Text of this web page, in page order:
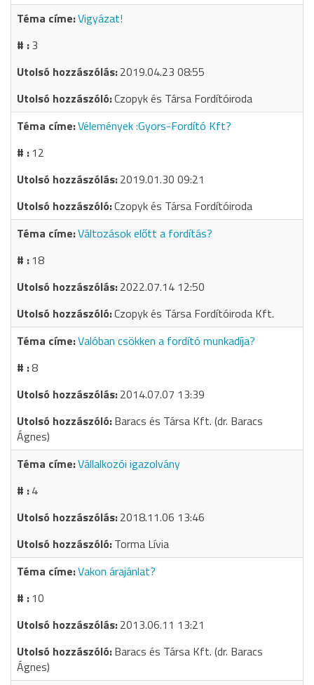
Vigyázat!
3
2019.04.23 08:55
Czopyk és Társa Fordítóiroda
Vélemények :Gyors-Fordító Kft?
12
2019.01.30 09:21
Czopyk és Társa Fordítóiroda
Változások előtt a fordítás?
18
2022.07.14 12:50
Czopyk és Társa Fordítóiroda Kft.
Valóban csökken a fordító munkadíja?
8
2014.07.07 13:39
Baracs és Társa Kft. (dr. Baracs
Ágnes)
Vállalkozói igazolvány
4
2018.11.06 13:46
Torma Lívia
Vakon árajánlat?
10
2013.06.11 13:21
Baracs és Társa Kft. (dr. Baracs
Ágnes)